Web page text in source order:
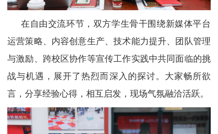
在自由交流环节，双方学生骨干围绕新媒体平台
运营策略、内容创意生产、技术能力提升、团队管理
与激励、跨校区协作等宣传工作实践中共同面临的挑
战与机遇，展开了热烈而深入的探讨。大家畅所欲
言，分享经验心得，相互启发，现场气氛融洽活跃。